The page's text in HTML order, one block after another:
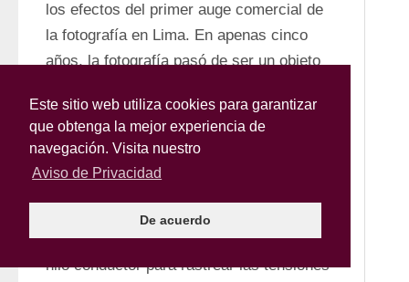
Este sitio web utiliza cookies para garantizar
que obtenga la mejor experiencia de
navegación. Visita nuestro
Aviso de Privacidad
De acuerdo
los efectos del primer auge comercial de
la fotografía en Lima. En apenas cinco
años, la fotografía pasó de ser un objeto
un vehículo de gran alcance público, por
su rango temático y por su inserción en
una densa trama de intercambios que
La reconstrucción de la trayectoria del
francés Eugenio Maunoury sirve aquí de
hilo conductor para rastrear las tensiones